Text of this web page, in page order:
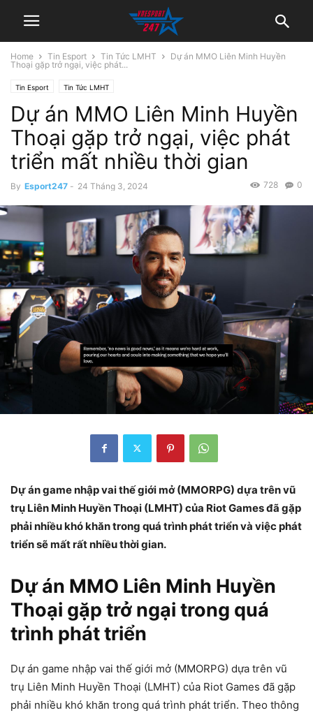
Home Tin Esport Tin Tức LMHT
Dự án MMO Liên Minh Huyền
Thoại gặp trở ngại, việc phát...
Tin Esport Tin Tức LMHT
Dự án MMO Liên Minh Huyền
Thoại gặp trở ngại, việc phát
triển mất nhiều thời gian
By Esport247 - 24 Tháng 3, 2024 0
728
Dự án game nhập vai thế giới mở (MMORPG) dựa trên vũ
trụ Liên Minh Huyền Thoại (LMHT) của Riot Games đã gặp
phải nhiều khó khăn trong quá trình phát triển và việc phát
triển sẽ mất rất nhiều thời gian.
Dự án MMO Liên Minh Huyền
Thoại gặp trở ngại trong quá
trình phát triển
Dự án game nhập vai thế giới mở (MMORPG) dựa trên vũ
trụ Liên Minh Huyền Thoại (LMHT) của Riot Games đã gặp
phải nhiều khó khăn trong quá trình phát triển. Theo thông